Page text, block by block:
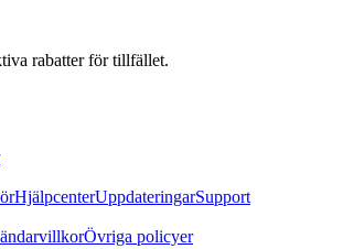
rabatter för tillfället.
HjälpcenterUppdateringarSupport
Övriga policyer